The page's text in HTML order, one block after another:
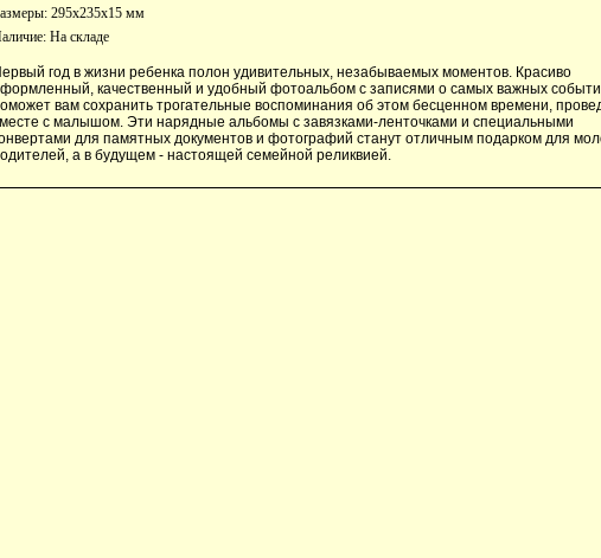
295x235x15 мм
На складе
год в жизни ребенка полон удивительных, незабываемых моментов. Красиво
качественный и удобный фотоальбом с записями о самых важных
вам сохранить трогательные воспоминания об этом бесценном времени,
с малышом. Эти нарядные альбомы с завязками-ленточками и специальными
для памятных документов и фотографий станут отличным подарком для
а в будущем - настоящей семейной реликвией.